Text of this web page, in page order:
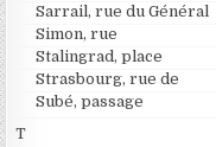
Sarrail, rue du Général
Simon, rue
Stalingrad, place
Strasbourg, rue de
Subé, passage
T